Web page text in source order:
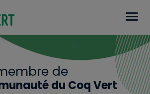
de
du Coq Vert